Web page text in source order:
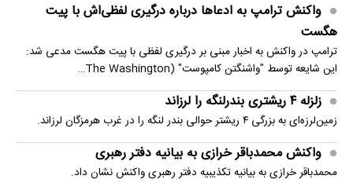
واکنش ترامپ به ادعاها درباره درگیری لفظی‌اش با پیت
هگست
ترامپ در واکنش به اخبار مبنی بر درگیری لفظی با پیت هگست مدعی شد:
این شایعه توسط "واشنگتن کامپوست" (The Washington…
زلزله ۴ ریشتری بندرلنگه را لرزاند
زمین‌لرزه‌ای به بزرگی ۴ ریشتر حوالی بندر لنگه را در غرب هرمزگان لرزاند.
واکنش محمدباقر خرازی به بیانیه دفتر رهبری
محمدباقر خرازی به بیانیه تکذیبیه دفتر رهبری واکنش نشان داد.